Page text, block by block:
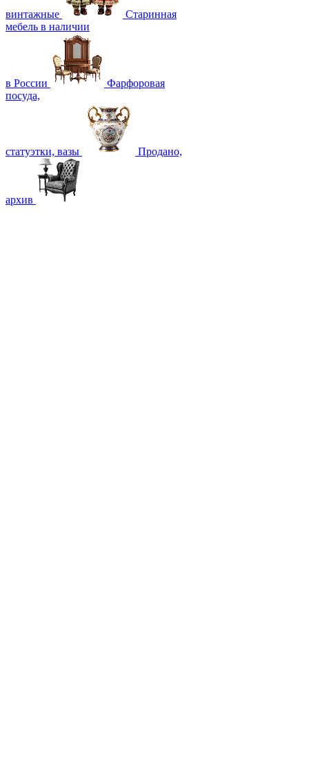
винтажные
Старинная
мебель в наличии
в России
Фарфоровая
посуда,
статуэтки, вазы Продано,
архив